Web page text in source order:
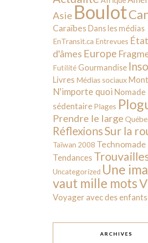
Asie Boulot
Caraïbes Dans les médias
EnTransit.ca Entrevues
d'âmes Europe
Futilité Gourmandise
Livres Médias sociaux
N'importe quoi Nomade
sédentaire Plages
Prendre le large
RéflexionsSur la
Taïwan 2008 Technomade
Tendances
Uncategorized Une
vaut mille mots
Voyager avec des enfants
ARCHIVES